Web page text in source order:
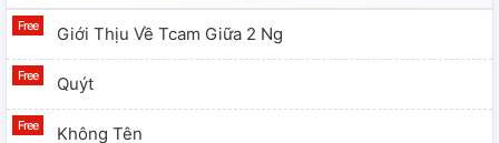
Giới Thịu Về Tcam Giữa 2 Ng
Quýt
Không Tên